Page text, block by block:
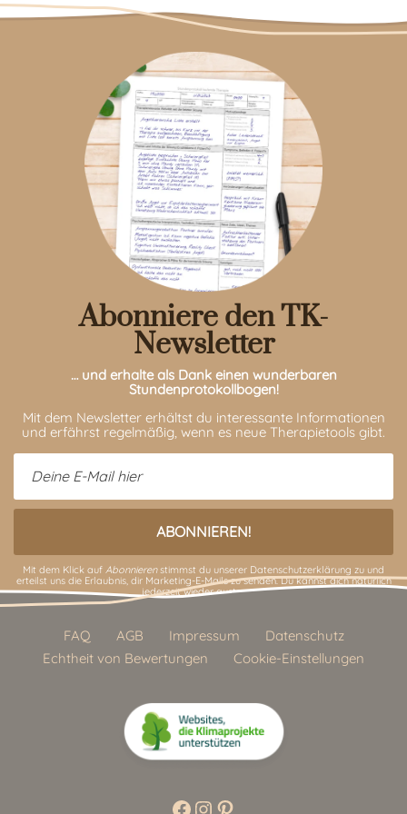
Abonniere den TK-
Newsletter
… und erhalte als Dank einen wunderbaren
Stundenprotokollbogen!
Mit dem Newsletter erhältst du interessante Informationen
und erfährst regelmäßig, wenn es neue Therapietools gibt.
Mit dem Klick auf Abonnierenstimmst du unserer Datenschutzerklärung zu und
erteilst uns die Erlaubnis, dir Marketing-E-Mails zu senden. Du kannst dich natürlich
jederzeit wieder austragen.
FAQ AGB Impressum
Datenschutz
Echtheit von Bewertungen
Cookie-Einstellungen